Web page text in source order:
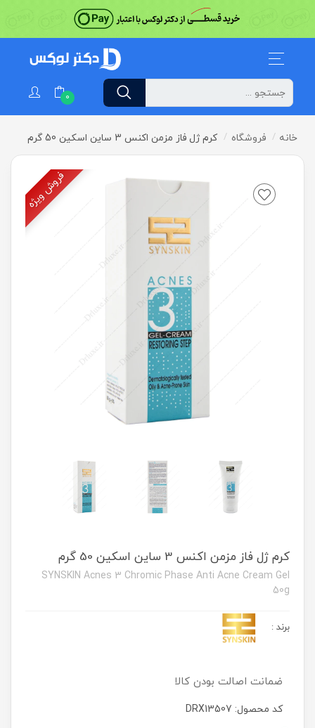
0
خانه فروشگاه کرم ژل فاز مزمن اکنس 3 ساین اسکین 50 گرم
فروش ویژه
کرم ژل فاز مزمن اکنس 3 ساین اسکین 50 گرم
SYNSKIN Acnes 3 Chromic Phase Anti Acne Cream Gel
50g
برند :
ضمانت اصالت بودن کالا
کد محصول: DRX13507